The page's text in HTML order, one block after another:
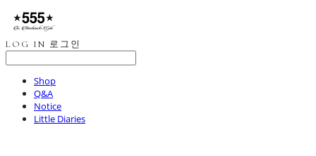
LOG IN 로그인
Shop
Q&A
Notice
Little Diaries